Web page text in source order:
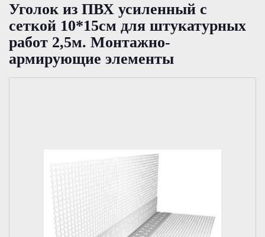
Уголок из ПВХ усиленный с
сеткой 10*15см для штукатурных
работ 2,5м. Монтажно-
армирующие элементы